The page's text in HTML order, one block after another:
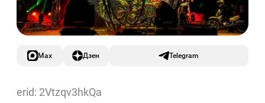
Max Дзен Telegram
erid: 2Vtzqv3hkQa